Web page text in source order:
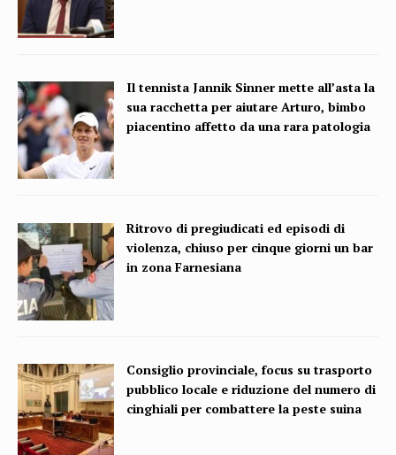
Il tennista Jannik Sinner mette all’asta la
sua racchetta per aiutare Arturo, bimbo
piacentino affetto da una rara patologia
Ritrovo di pregiudicati ed episodi di
violenza, chiuso per cinque giorni un bar
in zona Farnesiana
Consiglio provinciale, focus su trasporto
pubblico locale e riduzione del numero di
cinghiali per combattere la peste suina